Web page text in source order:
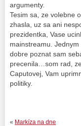
argumenty.
Tesim sa, ze volebne
zhasla, uz sa ani
prezidentka, Vase
mainstreamu.
dobre poznat sam
precenila…som rad,
Caputovej, Vam
politiky.
« Markíza na dne